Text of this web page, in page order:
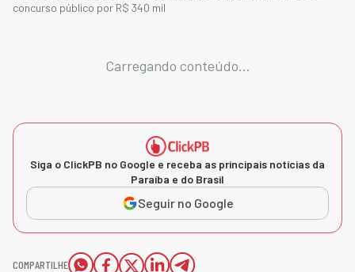
concurso público por R$ 340 mil
Carregando conteúdo...
Siga o ClickPB no Google e receba as principais notícias da
Paraíba e do Brasil
Seguir no Google
COMPARTILHE